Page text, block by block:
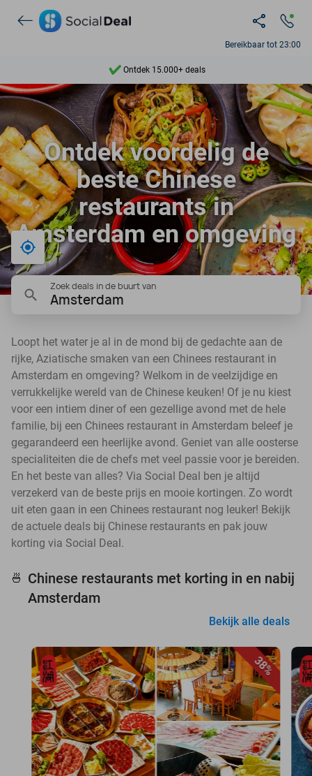
Bereikbaar tot 23:00
Ontdek 15.000+ deals
7 dagen per week beschikbaar
10+ miljoen leden
9,4
Ontdek 15.000+ deals
Ontdek voordelig de
beste Chinese
restaurants in
Amsterdam en omgeving
Bij mij in de buurt
Zoek deals in de buurt van
Amsterdam
Loopt het water je al in de mond bij de gedachte aan de
rijke, Aziatische smaken van een Chinees restaurant in
Amsterdam en omgeving? Welkom in de veelzijdige en
verrukkelijke wereld van de Chinese keuken! Of je nu kiest
voor een intiem diner of een gezellige avond met de hele
familie, bij een Chinees restaurant in Amsterdam beleef je
gegarandeerd een heerlijke avond. Geniet van alle oosterse
specialiteiten die de chefs met veel passie voor je bereiden.
En het beste van alles? Via Social Deal ben je altijd
verzekerd van de beste prijs en mooie kortingen. Zo wordt
uit eten gaan in een Chinees restaurant nog leuker! Bekijk
de actuele deals bij Chinese restaurants en pak jouw
korting via Social Deal.
🍜
Chinese restaurants met korting in en nabij
Amsterdam
Bekijk alle deals
38%